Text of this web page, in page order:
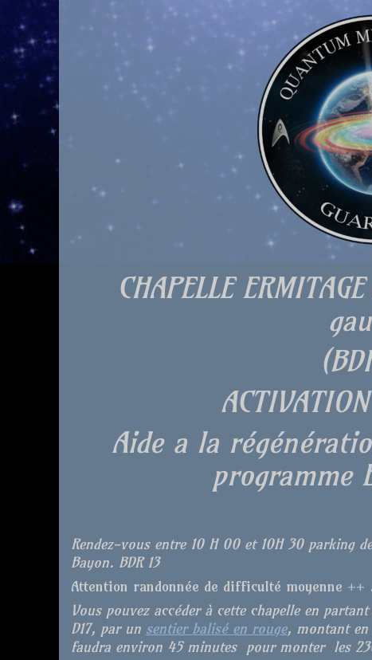
CHAPELLE
Aide a la
programme
Rendez-vous entre 10 H 00 et 10H 30 parking
Bayon. BDR 13
Attention randonnée de difficulté moyenne ++ .
Vous pouvez accéder à cette chapelle en
D17, par un sentier balisé en rouge, montant en
faudra environ 45 minutes pour monter les